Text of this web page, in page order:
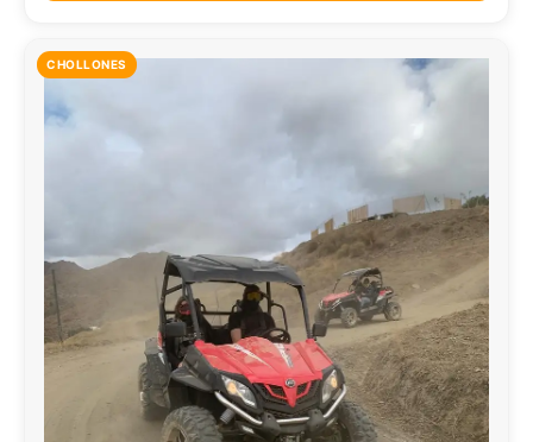
CHOLLONES